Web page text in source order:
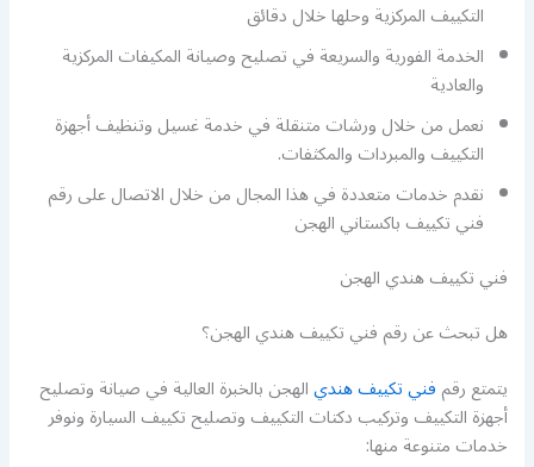
التكييف المركزية وحلها خلال دقائق
الخدمة الفورية والسريعة في تصليح وصيانة المكيفات المركزية
والعادية
نعمل من خلال ورشات متنقلة في خدمة غسيل وتنظيف أجهزة
التكييف والمبردات والمكثفات.
نقدم خدمات متعددة في هذا المجال من خلال الاتصال على رقم
فني تكييف باكستاني الهجن
فني تكييف هندي الهجن
هل تبحث عن رقم فني تكييف هندي الهجن؟
يتمتع رقمفني تكييف هنديالهجن بالخبرة العالية في صيانة وتصليح
أجهزة التكييف وتركيب دكتات التكييف وتصليح تكييف السيارة ونوفر
خدمات متنوعة منها: